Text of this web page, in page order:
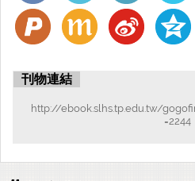
刊物連結
http://ebook.slhs.tp.edu.tw/
=2244